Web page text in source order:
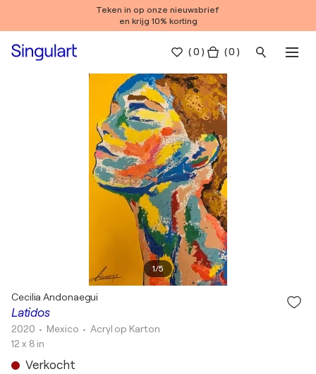
Teken in op onze nieuwsbrief
en krijg 10% korting
(0 ) ( 0 )
1/5
Latidos
Cecilia Andonaegui
2020 • Mexico •Acryl op Karton
12 x 8 in
Verkocht